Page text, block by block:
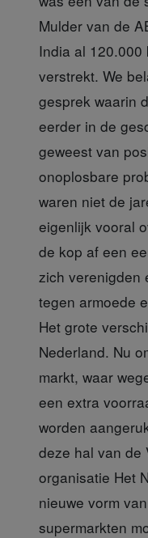
Mulder van de
India al
verstrekt. We
gesprek waarin
eerder in de
geweest van
onoplosbare
waren niet de
eigenlijk vooral
de kop af een
zich verenigden
tegen armoede
Het grote
Nederland. Nu
markt, waar
een extra
worden
deze hal van de
organisatie Het
nieuwe vorm
supermarkten